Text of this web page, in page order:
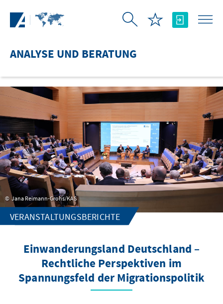
ANALYSE UND BERATUNG
Jana Reimann-Grohs/KAS
VERANSTALTUNGSBERICHTE
Einwanderungsland Deutschland –
Rechtliche Perspektiven im
Spannungsfeld der Migrationspolitik